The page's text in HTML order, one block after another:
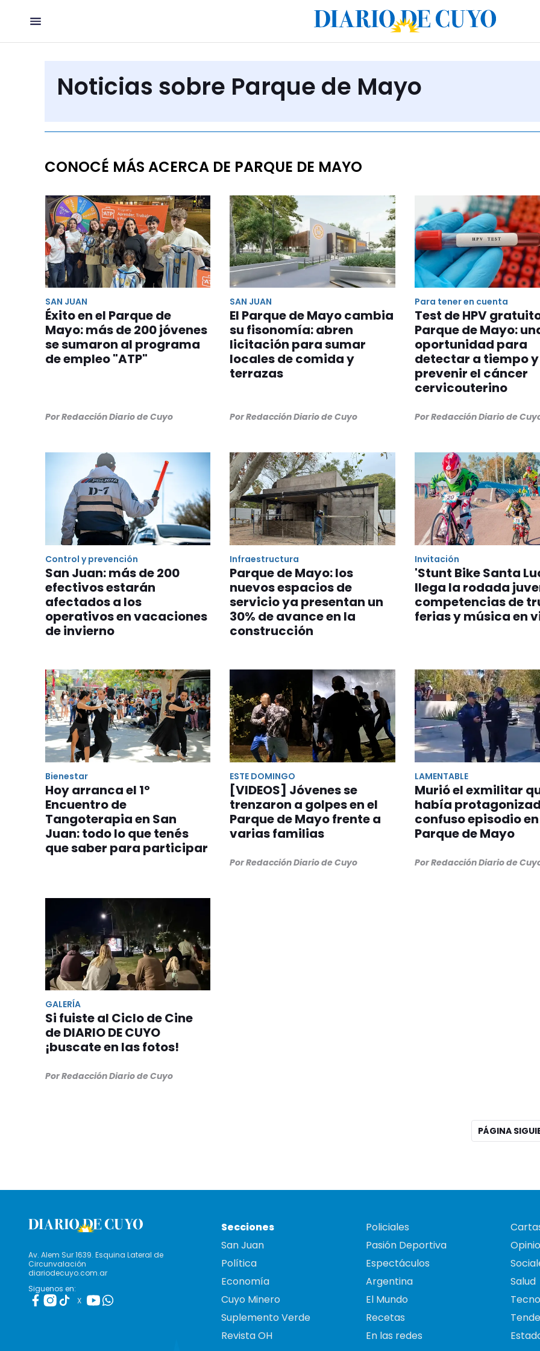
Noticias sobre Parque de Mayo
CONOCÉ MÁS ACERCA DE PARQUE DE MAYO
SAN JUAN
Éxito en el Parque de
Mayo: más de 200 jóvenes
se sumaron al programa
de empleo "ATP"
Por Redacción Diario de Cuyo
SAN JUAN
El Parque de Mayo cambia
su fisonomía: abren
licitación para sumar
locales de comida y
terrazas
Por Redacción Diario de Cuyo
Para tener en cuenta
Test de HPV
Parque de Mayo:
oportunidad para
detectar a tiempo y
prevenir el cáncer
cervicouterino
Por Redacción Diario de
Control y prevención
San Juan: más de 200
efectivos estarán
afectados a los
operativos en vacaciones
de invierno
Infraestructura
Parque de Mayo: los
nuevos espacios de
servicio ya presentan un
30% de avance en la
construcción
Invitación
'Stunt Bike Santa
llega la rodada
competencias de
ferias y música en
Bienestar
Hoy arranca el 1º
Encuentro de
Tangoterapia en San
Juan: todo lo que tenés
que saber para participar
ESTE DOMINGO
[VIDEOS] Jóvenes se
trenzaron a golpes en el
Parque de Mayo frente a
varias familias
Por Redacción Diario de Cuyo
LAMENTABLE
Murió el exmilitar
había
confuso episodio
Parque de Mayo
Por Redacción Diario de
GALERÍA
Si fuiste al Ciclo de Cine
de DIARIO DE CUYO
¡buscate en las fotos!
Por Redacción Diario de Cuyo
PÁGINA
Av. Alem Sur 1639. Esquina Lateral de
Circunvalación
diariodecuyo.com.ar
Siguenos en:
X
Secciones
San Juan
Política
Economía
Cuyo Minero
Suplemento Verde
Revista OH
Policiales
Pasión Deportiva
Espectáculos
Argentina
El Mundo
Recetas
En las redes
Salud